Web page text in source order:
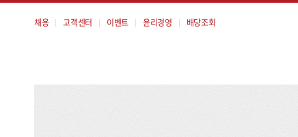
뉴
채용 고객센터 이벤트 윤리경영 배당조회